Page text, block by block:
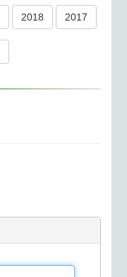
2018 2017